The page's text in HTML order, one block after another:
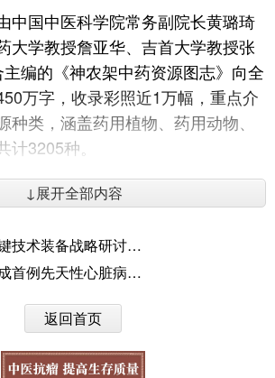
中国中医科学院常务副院长黄璐琦
大学教授詹亚华、吉首大学教授张
编的《神农架中药资源图志》向全
万字，收录彩照近1万幅，重点介
种类，涵盖药用植物、药用动物、
3205种。
联创会主席佘靖还为全国首个专业
——世界中联森林康养研究专业委
研讨中，黄璐琦院士，国医大师
别作了主旨报告。与会专家学者还围
药研究、中医药资源保护与利用、
主题在各分论坛进行研讨。
↓展开全部内容
装备战略研讨会在京召开
天性心脏病室间隔缺损的介入治疗
返回首页